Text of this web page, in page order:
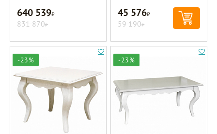
640 539Р
831 870Р
45 576Р
59 190Р
-23% -23%